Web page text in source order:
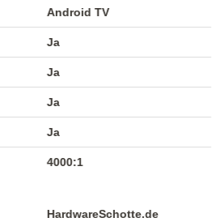
Android TV
Ja
Ja
Ja
Ja
4000:1
HardwareSchotte.de